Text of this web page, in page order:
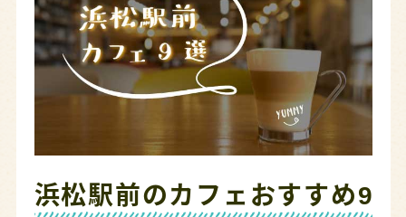
浜松駅前のカフェおすすめ9